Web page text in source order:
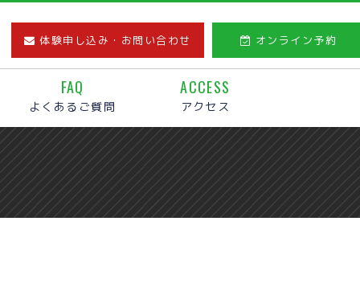
体験申し込み・お問い合わせ オンライン予約
FAQ
よくあるご質問
ACCESS
アクセス